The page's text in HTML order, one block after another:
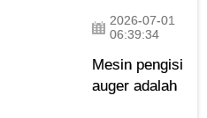
banyak barang...
2026-07-01
06:39:34
Mesin pengisi
auger adalah